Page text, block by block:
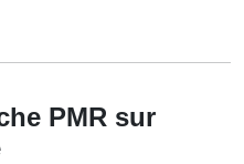
PMR sur